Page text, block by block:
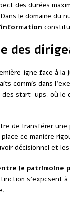
des durées
le domaine du
des
ligne face à la
commis dans
start-ups, où le
de transférer une
de manière
décisionnel et
le patrimoine
s’exposent